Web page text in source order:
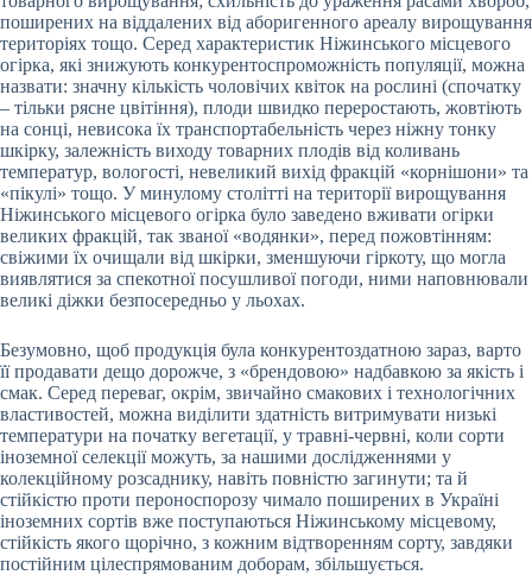
поширених на віддалених від аборигенного ареалу вирощування
територіях тощо. Серед характеристик Ніжинського місцевого
огірка, які знижують конкурентоспроможність популяції, можна
назвати: значну кількість чоловічих квіток на рослині (спочатку
– тільки рясне цвітіння), плоди швидко переростають, жовтіють
на сонці, невисока їх транспортабельність через ніжну тонку
шкірку, залежність виходу товарних плодів від коливань
температур, вологості, невеликий вихід фракцій «корнішони» та
«пікулі» тощо. У минулому столітті на території вирощування
Ніжинського місцевого огірка було заведено вживати огірки
великих фракцій, так званої «водянки», перед пожовтінням:
свіжими їх очищали від шкірки, зменшуючи гіркоту, що могла
виявлятися за спекотної посушливої погоди, ними наповнювали
великі діжки безпосередньо у льохах.
Безумовно, щоб продукція була конкурентоздатною зараз, варто
її продавати дещо дорожче, з «брендовою» надбавкою за якість і
смак. Серед переваг, окрім, звичайно смакових і технологічних
властивостей, можна виділити здатність витримувати низькі
температури на початку вегетації, у травні-червні, коли сорти
іноземної селекції можуть, за нашими дослідженнями у
колекційному розсаднику, навіть повністю загинути; та й
стійкістю проти пероноспорозу чимало поширених в Україні
іноземних сортів вже поступаються Ніжинському місцевому,
стійкість якого щорічно, з кожним відтворенням сорту, завдяки
постійним цілеспрямованим доборам, збільшується.